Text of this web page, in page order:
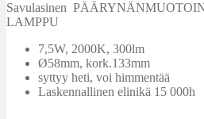
Savulasinen
LAMPPU
7,5W, 2000K, 300lm
Ø58mm, kork.133mm
syttyy heti, voi himmentää
Laskennallinen elinikä 15 000h